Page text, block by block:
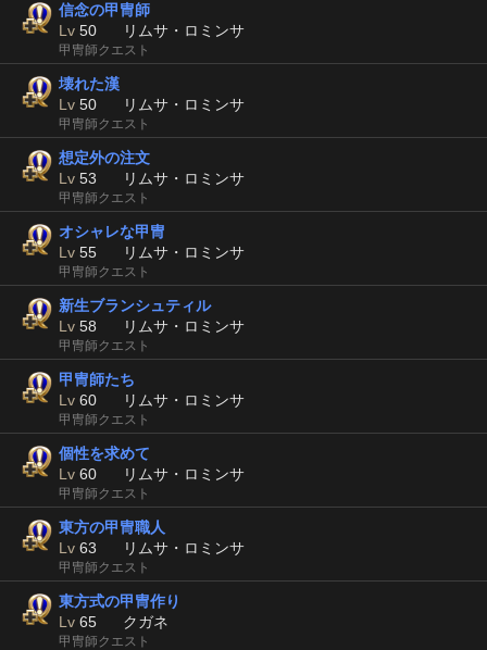
信念の甲冑師
Lv 50 リムサ・ロミンサ
甲冑師クエスト
壊れた漢
Lv 50 リムサ・ロミンサ
甲冑師クエスト
想定外の注文
Lv 53 リムサ・ロミンサ
甲冑師クエスト
オシャレな甲冑
Lv 55 リムサ・ロミンサ
甲冑師クエスト
新生ブランシュティル
Lv 58 リムサ・ロミンサ
甲冑師クエスト
甲冑師たち
Lv 60 リムサ・ロミンサ
甲冑師クエスト
個性を求めて
Lv 60 リムサ・ロミンサ
甲冑師クエスト
東方の甲冑職人
Lv 63 リムサ・ロミンサ
甲冑師クエスト
東方式の甲冑作り
Lv 65 クガネ
甲冑師クエスト